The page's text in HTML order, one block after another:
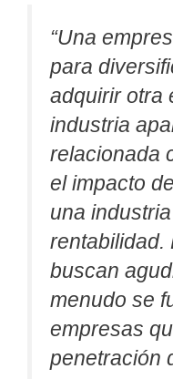
“Una
para
adquirir otra
industria
relacionada
el impacto
una
rentabilidad.
buscan
menudo se
empresas
penetración